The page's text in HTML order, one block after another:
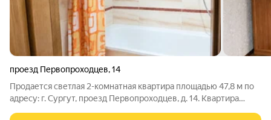
проезд Первопроходцев,14
Продается светлая 2-комнатная квартира площадью 47,8 м по
адресу: г. Сургут, проезд Первопроходцев, д. 14. Квартира